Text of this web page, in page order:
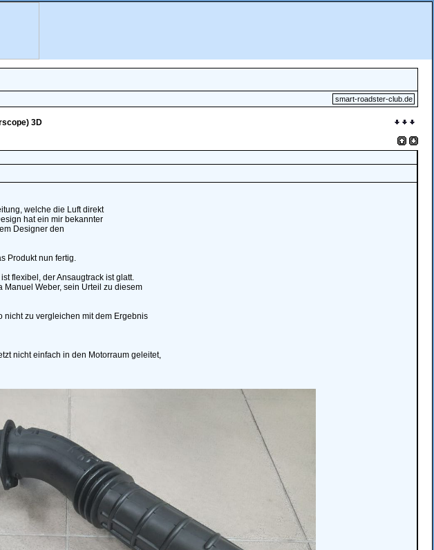
smart-roadster-club.de
3D
welche die Luft direkt
hat ein mir bekannter
Designer den
Produkt nun fertig.
flexibel, der Ansaugtrack ist glatt.
Manuel Weber, sein Urteil zu diesem
nicht zu vergleichen mit dem Ergebnis
nicht einfach in den Motorraum geleitet,